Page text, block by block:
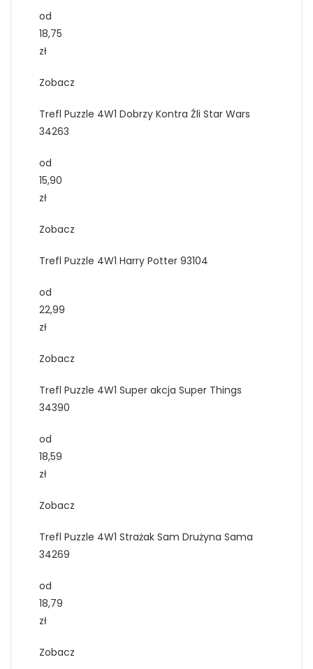
od
18,75
zł
Zobacz
Trefl Puzzle 4W1 Dobrzy Kontra Źli Star Wars
34263
od
15,90
zł
Zobacz
Trefl Puzzle 4W1 Harry Potter 93104
od
22,99
zł
Zobacz
Trefl Puzzle 4W1 Super akcja Super Things
34390
od
18,59
zł
Zobacz
Trefl Puzzle 4W1 Strażak Sam Drużyna Sama
34269
od
18,79
zł
Zobacz